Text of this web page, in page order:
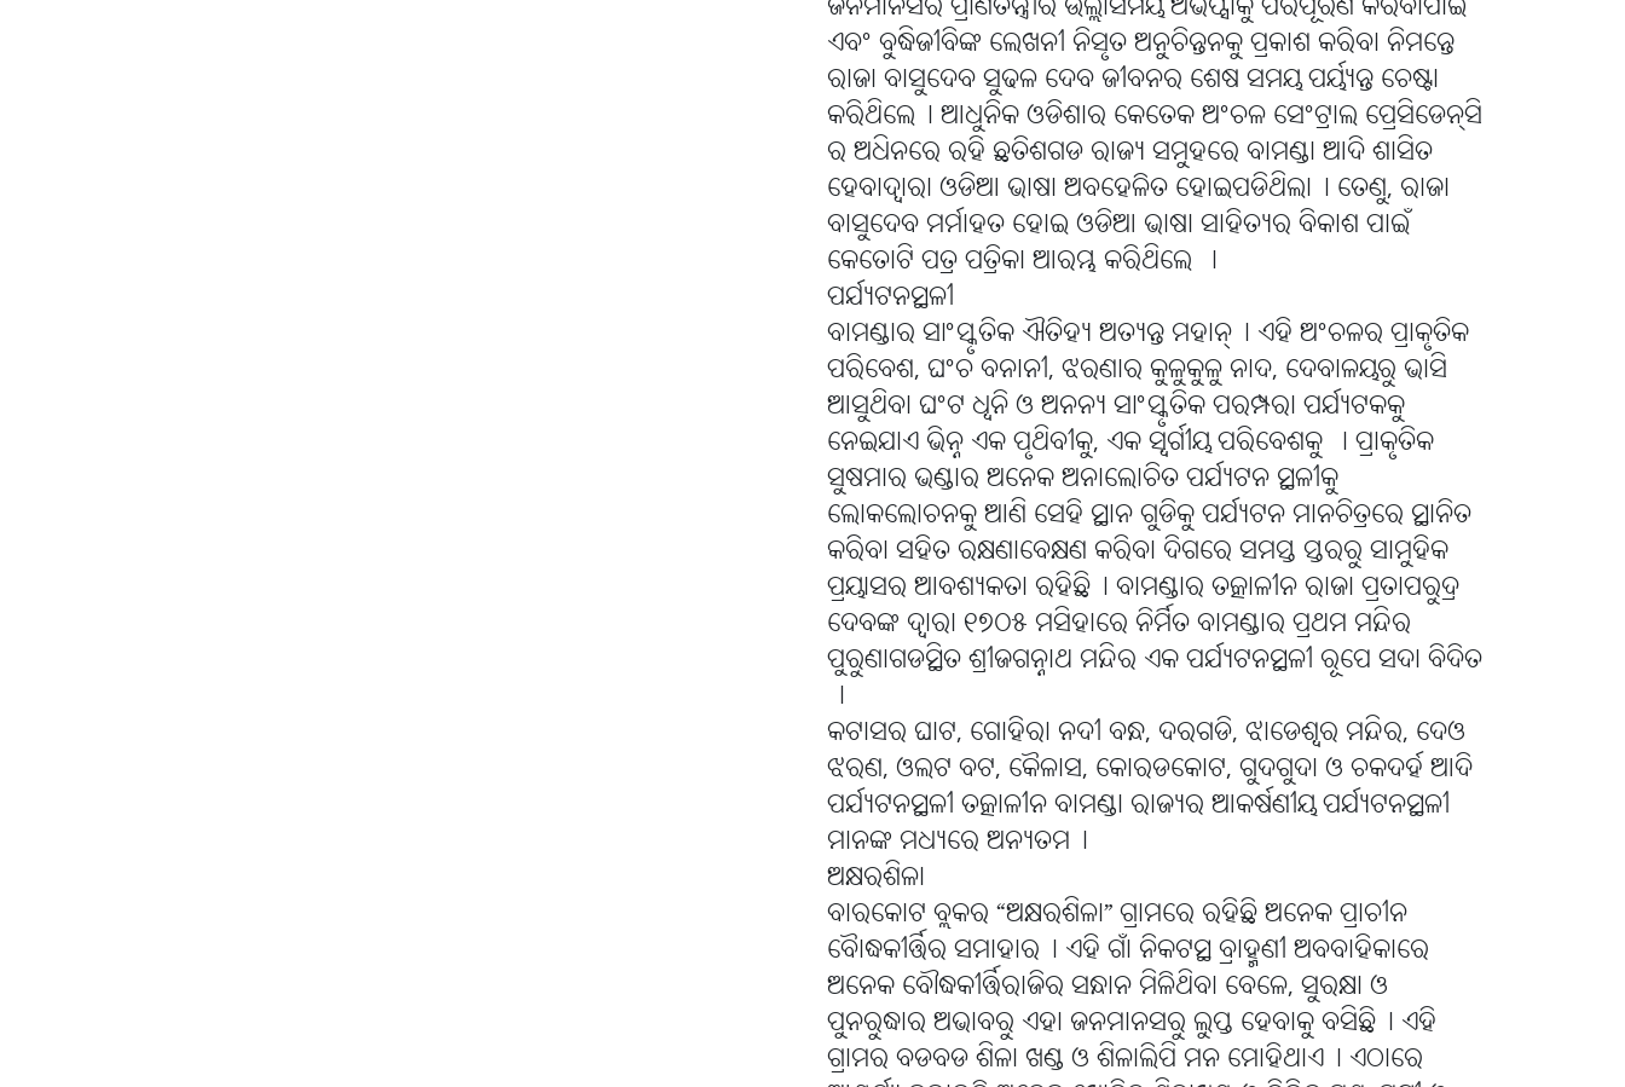
ଜନମାନସର ପ୍ରାଣତନ୍ତ୍ରୀର ଉଲ୍ଲାସମୟ ଅଭିପ୍ସାକୁ ପରିପୂରଣ କରିବାପାଇଁ
ଏବଂ ବୁଦ୍ଧିଜୀବିଙ୍କ ଲେଖନୀ ନିସୃତ ଅନୁଚିନ୍ତନକୁ ପ୍ରକାଶ କରିବା ନିମନ୍ତେ
ରାଜା ବାସୁଦେବ ସୁଢଳ ଦେବ ଜୀବନର ଶେଷ ସମୟ ପର୍ୟ୍ୟନ୍ତ ଚେଷ୍ଟା
କରିଥିଲେ୤ ଆଧୁନିକ ଓଡିଶାର କେତେକ ଅଂଚଳ ସେଂଟ୍ରାଲ ପ୍ରେସିଡେନ୍ସି
ର ଅଧିନରେ ରହି ଛତିଶଗଡ ରାଜ୍ୟ ସମୁହରେ ବାମଣ୍ଡା ଆଦି ଶାସିତ
ହେବାଦ୍ୱାରା ଓଡିଆ ଭାଷା ଅବହେଳିତ ହୋଇପଡିଥିଲା୤ ତେଣୁ, ରାଜା
ବାସୁଦେବ ମର୍ମାହତ ହୋଇ ଓଡିଆ ଭାଷା ସାହିତ୍ୟର ବିକାଶ ପାଇଁ
କେତୋଟି ପତ୍ର ପତ୍ରିକା ଆରମ୍ଭ କରିଥିଲେ ।
ପର୍ଯ୍ୟଟନସ୍ଥଳୀ
ବାମଣ୍ଡାର ସାଂସ୍କୃତିକ ଐତିହ୍ୟ ଅତ୍ୟନ୍ତ ମହାନ୍୤ ଏହି ଅଂଚଳର ପ୍ରାକୃତିକ
ପରିବେଶ, ଘଂଚ ବନାନୀ, ଝରଣାର କୁଳୁକୁଳୁ ନାଦ, ଦେବାଳୟରୁ ଭାସି
ଆସୁଥିବା ଘଂଟ ଧ୍ୱନି ଓ ଅନନ୍ୟ ସାଂସ୍କୃତିକ ପରମ୍ପରା ପର୍ଯ୍ୟଟକକୁ
ନେଇଯାଏ ଭିନ୍ନ ଏକ ପୃଥିବୀକୁ, ଏକ ସ୍ୱର୍ଗୀୟ ପରିବେଶକୁ । ପ୍ରାକୃତିକ
ସୁଷମାର ଭଣ୍ଡାର ଅନେକ ଅନାଲୋଚିତ ପର୍ଯ୍ୟଟନ ସ୍ଥଳୀକୁ
ଲୋକଲୋଚନକୁ ଆଣି ସେହି ସ୍ଥାନ ଗୁଡିକୁ ପର୍ଯ୍ୟଟନ ମାନଚିତ୍ରରେ ସ୍ଥାନିତ
କରିବା ସହିତ ରକ୍ଷଣାବେକ୍ଷଣ କରିବା ଦିଗରେ ସମସ୍ତ ସ୍ତରରୁ ସାମୁହିକ
ପ୍ରୟାସର ଆବଶ୍ୟକତା ରହିଛି୤ ବାମଣ୍ଡାର ତତ୍କାଳୀନ ରାଜା ପ୍ରତାପରୁଦ୍ର
ଦେବଙ୍କ ଦ୍ୱାରା ୧୭୦୫ ମସିହାରେ ନିର୍ମିତ ବାମଣ୍ଡାର ପ୍ରଥମ ମନ୍ଦିର
ପୁରୁଣାଗଡସ୍ଥିତ ଶ୍ରୀଜଗନ୍ନାଥ ମନ୍ଦିର ଏକ ପର୍ଯ୍ୟଟନସ୍ଥଳୀ ରୂପେ ସଦା ବିଦିତ
।
କଟାସର ଘାଟ, ଗୋହିରା ନଦୀ ବନ୍ଧ, ଦରଗଡି, ଝାଡେଶ୍ୱର ମନ୍ଦିର, ଦେଓ
ଝରଣ, ଓଲଟ ବଟ, କୈଳାସ, କୋରଡକୋଟ, ଗୁଦଗୁଦା ଓ ଚକଦର୍ହ ଆଦି
ପର୍ଯ୍ୟଟନସ୍ଥଳୀ ତତ୍କାଳୀନ ବାମଣ୍ଡା ରାଜ୍ୟର ଆକର୍ଷଣୀୟ ପର୍ଯ୍ୟଟନସ୍ଥଳୀ
ମାନଙ୍କ ମଧ୍ୟରେ ଅନ୍ୟତମ୤
ଅକ୍ଷରଶିଳା
ବାରକୋଟ ବ୍ଲକର “ଅକ୍ଷରଶିଳା” ଗ୍ରାମରେ ରହିଛି ଅନେକ ପ୍ରାଚୀନ
ବୈାଦ୍ଧକୀର୍ତ୍ତିର ସମାହାର୤ ଏହି ଗାଁ ନିକଟସ୍ଥ ବ୍ରାହ୍ମଣୀ ଅବବାହିକାରେ
ଅନେକ ବୌଦ୍ଧକୀର୍ତ୍ତିରାଜିର ସନ୍ଧାନ ମିଳିଥିବା ବେଳେ, ସୁରକ୍ଷା ଓ
ପୁନରୁଦ୍ଧାର ଅଭାବରୁ ଏହା ଜନମାନସରୁ ଲୁପ୍ତ ହେବାକୁ ବସିଛି୤ ଏହି
ଗ୍ରାମର ବଡବଡ ଶିଳା ଖଣ୍ଡ ଓ ଶିଳାଲିପି ମନ ମୋହିଥାଏ୤ ଏଠାରେ